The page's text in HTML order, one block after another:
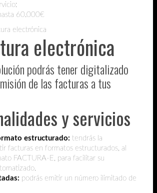
60.000€
electrónica
electrónica
podrás tener digitalizado
de las facturas a tus
y servicios
estructurado: tendrás la
facturas en formatos estructurados, al
FACTURA-E, para facilitar su
podrás emitir un número ilimitado de